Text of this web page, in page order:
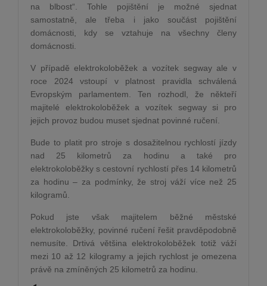
na blbost“. Tohle pojištění je možné sjednat
samostatně, ale třeba i jako součást pojištění
domácnosti, kdy se vztahuje na všechny členy
domácnosti.
V případě elektrokoloběžek a vozítek segway ale v
roce 2024 vstoupí v platnost pravidla schválená
Evropským parlamentem. Ten rozhodl, že někteří
majitelé elektrokoloběžek a vozítek segway si pro
jejich provoz budou muset sjednat povinné ručení.
Bude to platit pro stroje s dosažitelnou rychlostí jízdy
nad 25 kilometrů za hodinu a také pro
elektrokoloběžky s cestovní rychlostí přes 14 kilometrů
za hodinu – za podmínky, že stroj váží více než 25
kilogramů.
Pokud jste však majitelem běžné městské
elektrokoloběžky, povinné ručení řešit pravděpodobně
nemusíte. Drtivá většina elektrokoloběžek totiž váží
mezi 10 až 12 kilogramy a jejich rychlost je omezena
právě na zmíněných 25 kilometrů za hodinu.